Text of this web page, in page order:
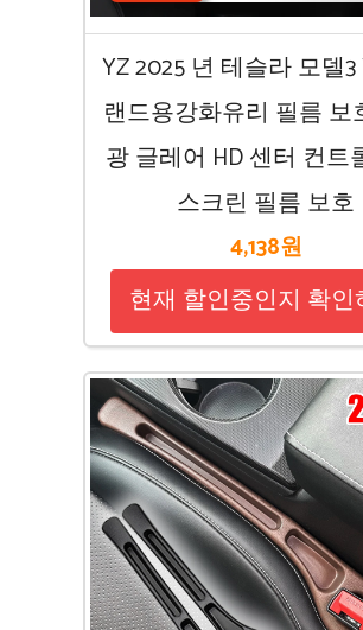
YZ 2025 년 테슬라 모델3
랜드용강화유리 필름 보
광 글레어 HD 센터 컨트
스크린 필름 보호
4,138원
현재 할인중인지 확인